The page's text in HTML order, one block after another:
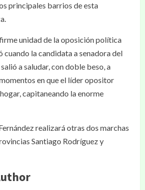
principales barrios de esta
unidad de la oposición política
cuando la candidata a senadora del
a saludar, con doble beso, a
en que el líder opositor
capitaneando la enorme
realizará otras dos marchas
Santiago Rodríguez y